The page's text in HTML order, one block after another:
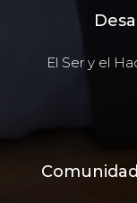
El Ser y el